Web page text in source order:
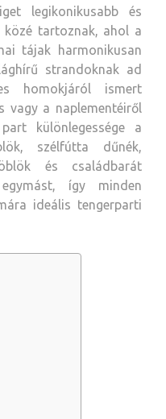
legikonikusabb és
közé tartoznak, ahol a
tájak harmonikusan
strandoknak ad
homokjáról ismert
vagy a naplementéiről
különlegessége a
szélfútta dűnék,
és családbarát
így minden
ideális tengerparti